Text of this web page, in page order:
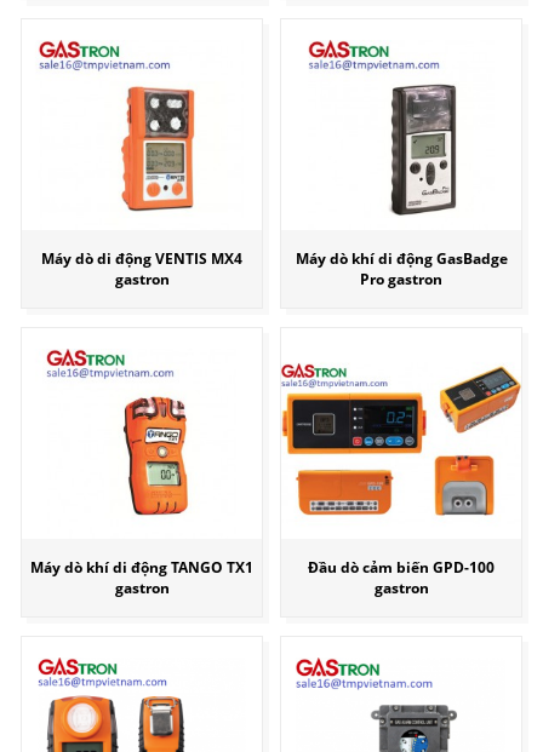
Máy dò di động VENTIS MX4
gastron
Máy dò khí di động GasBadge
Pro gastron
Máy dò khí di động TANGO TX1
gastron
Đầu dò cảm biến GPD-100
gastron